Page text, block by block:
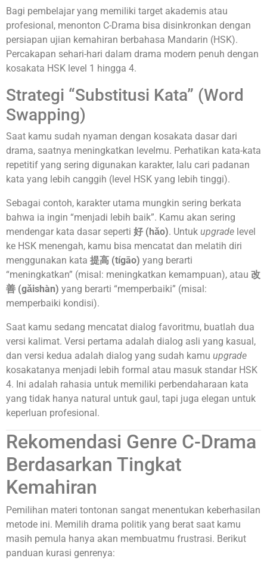
Bagi pembelajar yang memiliki target akademis atau
profesional, menonton C-Drama bisa disinkronkan dengan
persiapan ujian kemahiran berbahasa Mandarin (HSK).
Percakapan sehari-hari dalam drama modern penuh dengan
kosakata HSK level 1 hingga 4.
Strategi “Substitusi Kata” (Word
Swapping)
Saat kamu sudah nyaman dengan kosakata dasar dari
drama, saatnya meningkatkan levelmu. Perhatikan kata-kata
repetitif yang sering digunakan karakter, lalu cari padanan
kata yang lebih canggih (level HSK yang lebih tinggi).
Sebagai contoh, karakter utama mungkin sering berkata
bahwa ia ingin “menjadi lebih baik”. Kamu akan sering
mendengar kata dasar seperti 好 (hǎo). Untuk upgrade level
ke HSK menengah, kamu bisa mencatat dan melatih diri
menggunakan kata 提高 (tígāo) yang berarti
“meningkatkan” (misal: meningkatkan kemampuan), atau 改
善 (gǎishàn) yang berarti “memperbaiki” (misal:
memperbaiki kondisi).
Saat kamu sedang mencatat dialog favoritmu, buatlah dua
versi kalimat. Versi pertama adalah dialog asli yang kasual,
dan versi kedua adalah dialog yang sudah kamu upgrade
kosakatanya menjadi lebih formal atau masuk standar HSK
4. Ini adalah rahasia untuk memiliki perbendaharaan kata
yang tidak hanya natural untuk gaul, tapi juga elegan untuk
keperluan profesional.
Rekomendasi Genre C-Drama
Berdasarkan Tingkat
Kemahiran
Pemilihan materi tontonan sangat menentukan keberhasilan
metode ini. Memilih drama politik yang berat saat kamu
masih pemula hanya akan membuatmu frustrasi. Berikut
panduan kurasi genrenya: